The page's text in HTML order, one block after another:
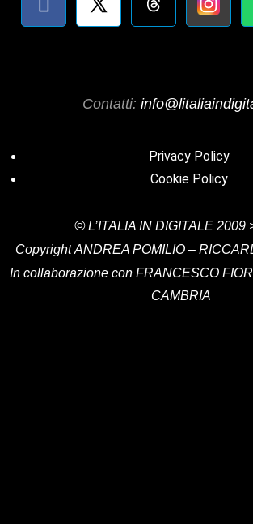
Contatti:
Privacy Policy
Cookie Policy
© L’ITALIA IN DIGITALE2009
CopyrightANDREA POMILIO –
In collaborazione con FRANCESCO
CAMBRIA